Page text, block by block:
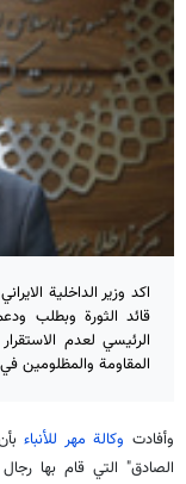
اكد وزير الداخلية
قائد الثورة وبطلب
الرئيسي لعدم
المقاومة والمظلومين في
وأفادت وكالة مهر للأنباء
الصادق" التي قام بها